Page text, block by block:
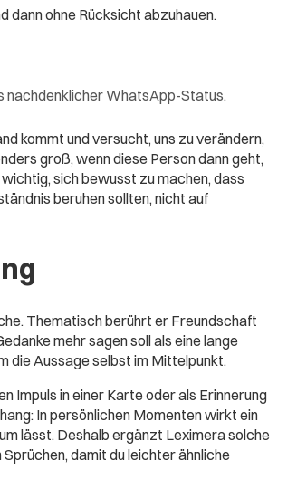
dann ohne Rücksicht abzuhauen.
nachdenklicher WhatsApp-Status.
kommt und versucht, uns zu verändern,
groß, wenn diese Person dann geht,
sich bewusst zu machen, dass
beruhen sollten, nicht auf
Thematisch berührt er Freundschaft
mehr sagen soll als eine lange
die Aussage selbst im Mittelpunkt.
Impuls in einer Karte oder als Erinnerung
In persönlichen Momenten wirkt ein
lässt. Deshalb ergänzt Leximera solche
damit du leichter ähnliche